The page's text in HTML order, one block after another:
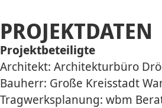
PROJEKTDATEN
Projektbeteiligte
Architekt: Architekturbüro
Bauherr: Große Kreisstadt
Tragwerksplanung: wbm